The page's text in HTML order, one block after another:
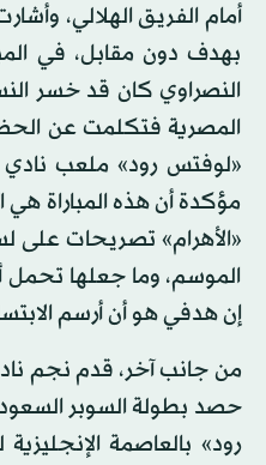
أمام الفريق الهلالي،
بهدف دون مقابل، في
النصراوي كان قد خسر
المصرية فتكلمت عن
«لوفتس رود» ملعب نادي
مؤكدة أن هذه المباراة
«الأهرام» تصريحات على
الموسم، وما جعلها تحمل
إن هدفي هو أن أرسم
من جانب آخر، قدم نجم
حصد بطولة السوبر
رود» بالعاصمة